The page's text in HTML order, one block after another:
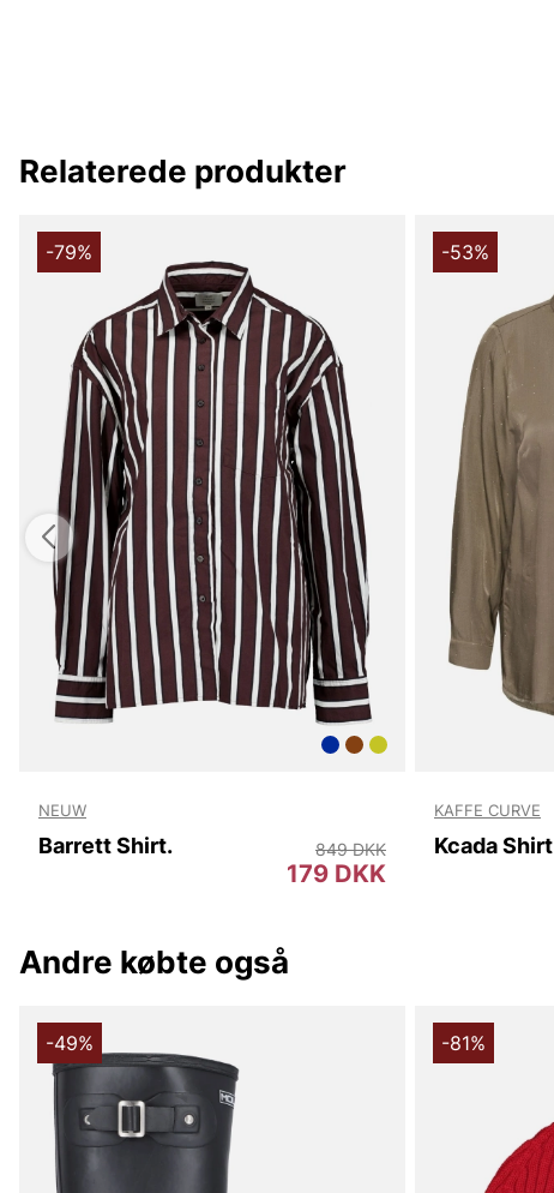
Relaterede produkter
-79%
NEUW
Barrett Shirt.
179 DKK
849 DKK
-53%
KAFFE CURVE
Kcada Shirt
Andre købte også
-49% -81%